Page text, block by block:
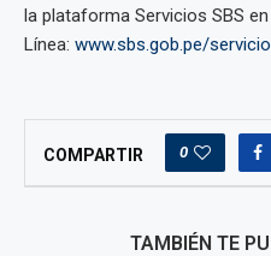
la plataforma Servicios SBS en
Línea: www.sbs.gob.pe/
COMPARTIR 0
TAMBIÉN TE